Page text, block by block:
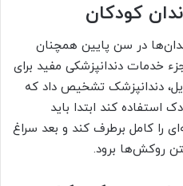
کودکان
در سن پایین همچنان
خدمات دندانپزشکی مفید برای
دندانپزشک تشخیص داد که
استفاده کند ابتدا باید
را کامل برطرف کند و بعد سراغ
روکش‌ها برود.